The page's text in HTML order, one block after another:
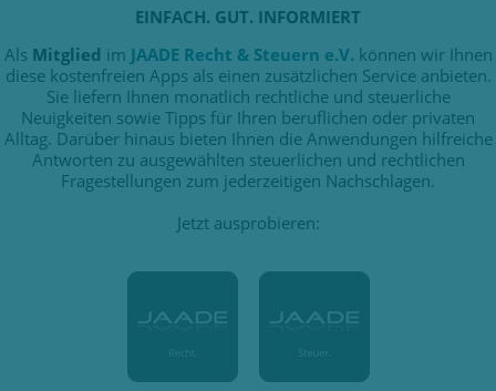
EINFACH. GUT. INFORMIERT
Als Mitglied im JAADE Recht & Steuern e.V. können wir Ihnen
diese kostenfreien Apps als einen zusätzlichen Service anbieten.
Sie liefern Ihnen monatlich rechtliche und steuerliche
Neuigkeiten sowie Tipps für Ihren beruflichen oder privaten
Alltag. Darüber hinaus bieten Ihnen die Anwendungen hilfreiche
Antworten zu ausgewählten steuerlichen und rechtlichen
Fragestellungen zum jederzeitigen Nachschlagen.
Jetzt ausprobieren: